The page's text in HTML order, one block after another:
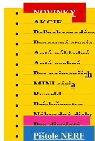
NOVINKY
AKCIE
Pracovné stroje
Autá nákladné
Autá osobné
Pre najmenších
MINI séria
Bworld
Príslušenstvo
Náhradné diely
Pre dievčatá
Pištole NERF